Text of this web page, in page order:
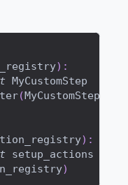
) :
MyCustomStep
(MyCustomStep
) :
setup_actions
)